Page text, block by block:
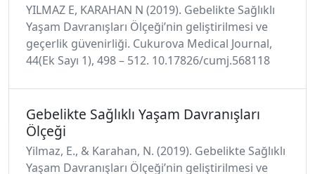
YILMAZ E, KARAHAN N (2019). Gebelikte Sağlıklı
Yaşam Davranışları Ölçeği’nin geliştirilmesi ve
geçerlik güvenirliği. Cukurova Medical Journal,
44(Ek Sayı 1), 498 – 512. 10.17826/cumj.568118
Gebelikte Sağlıklı Yaşam Davranışları
Ölçeği
Yilmaz, E., & Karahan, N. (2019). Gebelikte Sağlıklı
Yaşam Davranışları Ölçeği’nin geliştirilmesi ve